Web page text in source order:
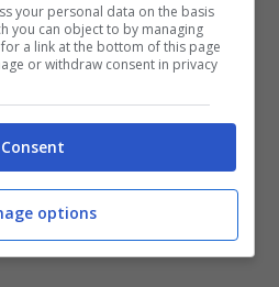
your personal data on the basis
you can object to by managing
a link at the bottom of this page
or withdraw consent in privacy
Consent
options